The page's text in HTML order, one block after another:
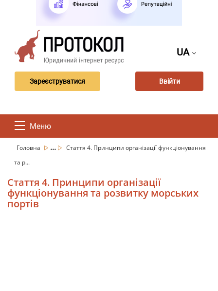
UA
Зареєструватися Ввійти
Меню
Головна ...
Стаття 4. Принципи організації функціонування
та р...
Стаття 4. Принципи організації
функціонування та розвитку морських
портів